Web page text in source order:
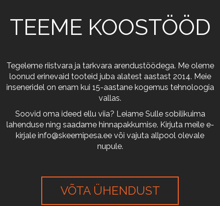
TEEME KOOSTÖÖD
Tegeleme riistvara ja tarkvara arendustöödega. Me oleme
loonud erinevaid tooteid juba alatest aastast 2014. Meie
inseneridel on enam kui 15-aastane kogemus tehnoloogia
vallas.
Soovid oma ideed ellu viia? Leiame Sulle sobilikuima
lahenduse ning saadame hinnapakkumise. Kirjuta meile e-
kirjale info@skeemipesa.ee või vajuta allpool olevale
nupule.
VÕTA ÜHENDUST